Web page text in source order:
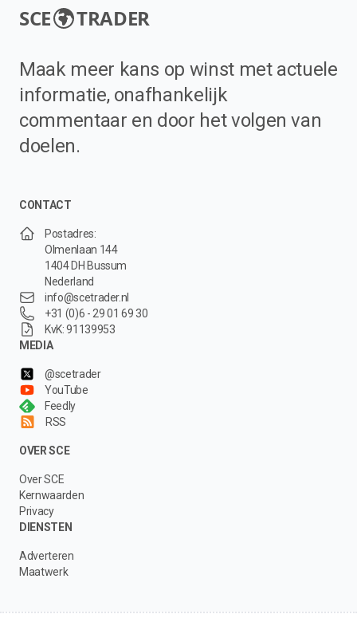
SCE TRADER
Maak meer kans op winst met actuele
informatie, onafhankelijk
commentaar en door het volgen van
doelen.
CONTACT
Postadres:
Olmenlaan 144
1404 DH Bussum
Nederland
info@scetrader.nl
+31 (0)6 - 29 01 69 30
KvK: 91139953
MEDIA
@scetrader
YouTube
Feedly
RSS
OVER SCE
Over SCE
Kernwaarden
Privacy
DIENSTEN
Adverteren
Maatwerk